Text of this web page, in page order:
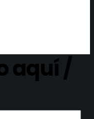
aquí /